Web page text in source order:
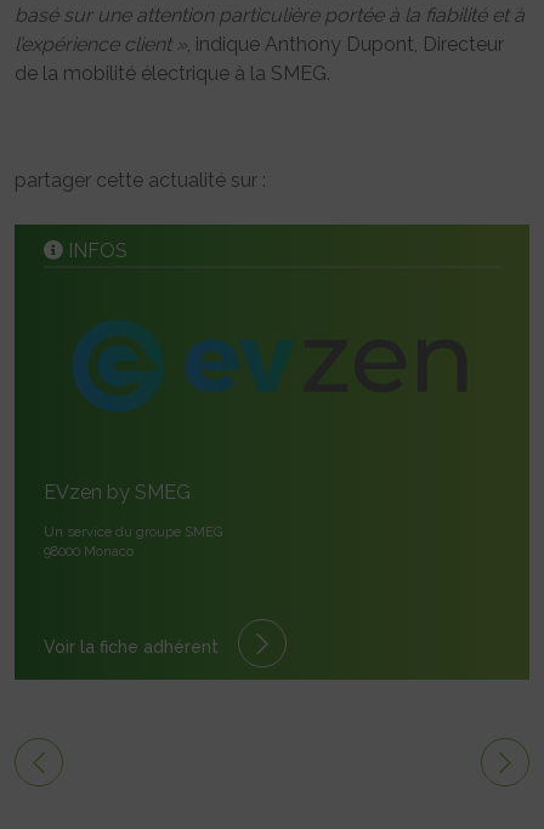
basé sur une attention particulière portée à la fiabilité et à
l’expérience client », indique Anthony Dupont, Directeur
de la mobilité électrique à la SMEG.
partager cette actualité sur :
INFOS
EVzen by SMEG
Un service du groupe SMEG
98000 Monaco
Voir la fiche adhérent